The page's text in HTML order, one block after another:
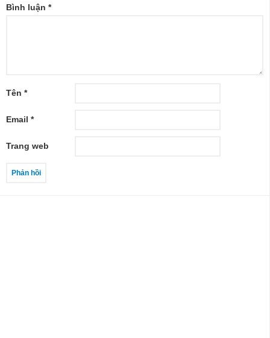
Bình luận *
Tên *
Email *
Trang web